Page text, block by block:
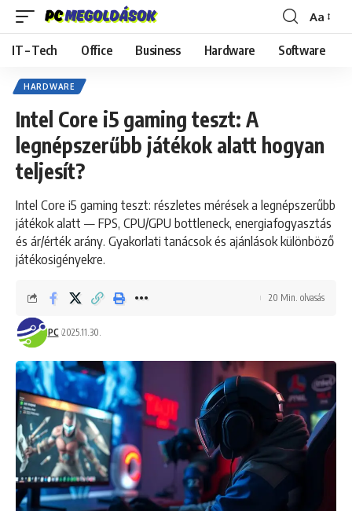
Font
Resizer
Aa
IT – Tech Office Business Hardware Software
HARDWARE
Intel Core i5 gaming teszt: A
legnépszerűbb játékok alatt hogyan
teljesít?
Intel Core i5 gaming teszt: részletes mérések a legnépszerűbb
játékok alatt — FPS, CPU/GPU bottleneck, energiafogyasztás
és ár/érték arány. Gyakorlati tanácsok és ajánlások különböző
játékosigényekre.
PC 2025.11.30.
20 Min. olvasás